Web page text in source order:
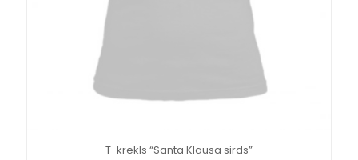
T-krekls “Santa Klausa sirds”